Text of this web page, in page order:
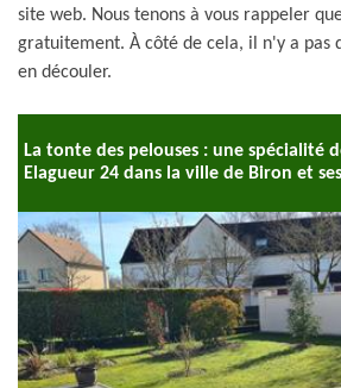
site web. Nous tenons à vous rappeler
gratuitement. À côté de cela, il n'y a pas
en découler.
La tonte des pelouses : une spécialité
Elagueur 24 dans la ville de Biron et